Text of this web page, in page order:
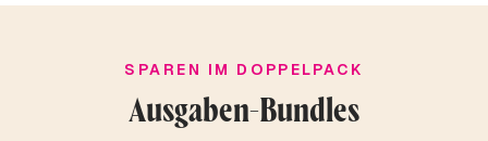
SPAREN IM DOPPELPACK
Ausgaben-Bundles